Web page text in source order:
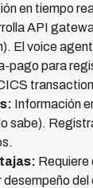
en tiempo
API
El voice
pago para
Información
sabe).
Requiere